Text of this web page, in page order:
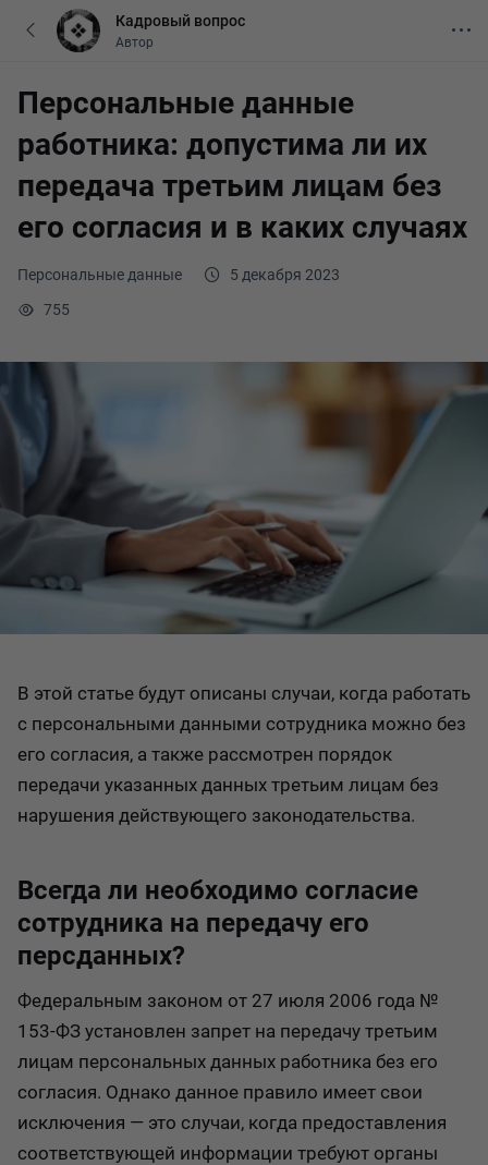
Персональные данные
5 декабря 2023
755
Персональные данные
работника: допустима ли их
передача третьим лицам без
его согласия и в каких случаях
В этой статье будут описаны случаи, когда работать
с персональными данными сотрудника можно без
его согласия, а также рассмотрен порядок
передачи указанных данных третьим лицам без
нарушения действующего законодательства.
Всегда ли необходимо согласие
сотрудника на передачу его
персданных?
Федеральным законом от 27 июля 2006 года №
153-ФЗ установлен запрет на передачу третьим
лицам персональных данных работника без его
согласия. Однако данное правило имеет свои
исключения — это случаи, когда предоставления
соответствующей информации требуют органы
Кадровый вопрос
Автор